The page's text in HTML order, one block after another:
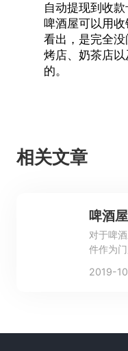
自动提现到收款
啤酒屋可以用收
看出，是完全
烤店、奶茶店
的。
相关文章
啤酒
对于啤
件作为门
2019-